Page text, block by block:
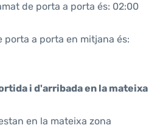
de porta a porta és: 02:00
porta a porta en mitjana és:
i d'arribada en la mateixa
en la mateixa zona